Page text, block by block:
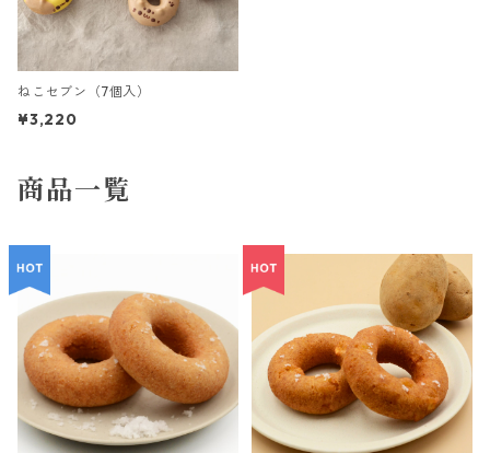
ねこセブン（7個入）
¥3,220
商品一覧